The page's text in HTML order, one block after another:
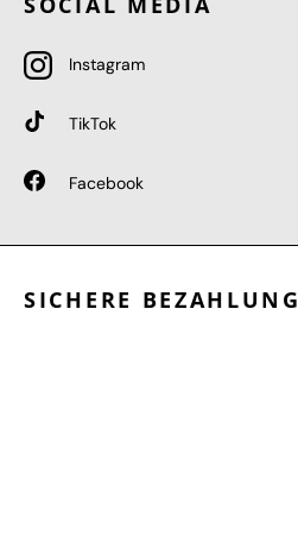
Instagram
TikTok
Facebook
SICHERE BEZAHLUNG